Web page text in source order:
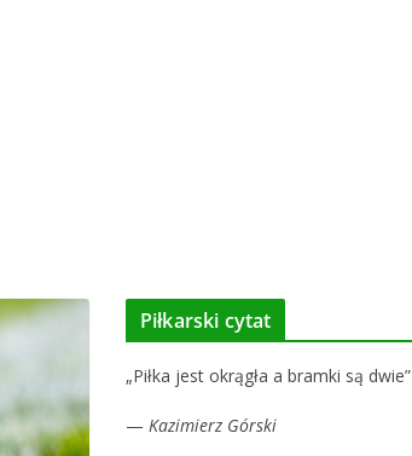
Piłkarski cytat
„Piłka jest okrągła a bramki są dwie”
— Kazimierz Górski